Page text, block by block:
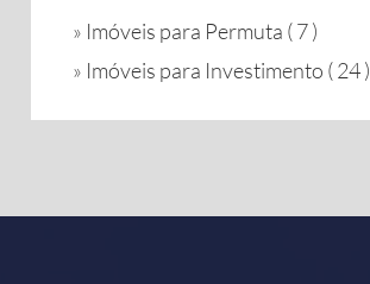
» Imóveis para Permuta ( 7 )
» Imóveis para Investimento ( 24 )